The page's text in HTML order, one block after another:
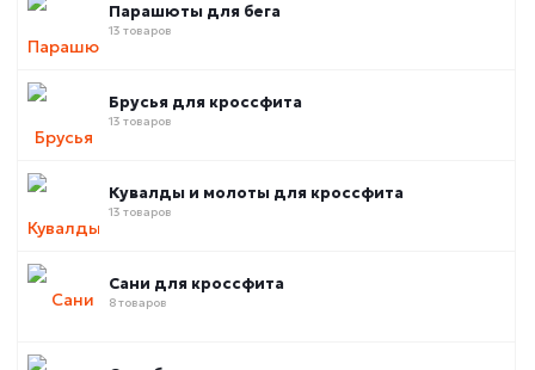
Парашюты для бега
13 товаров
Брусья для кроссфита
13 товаров
Кувалды и молоты для кроссфита
13 товаров
Сани для кроссфита
8 товаров